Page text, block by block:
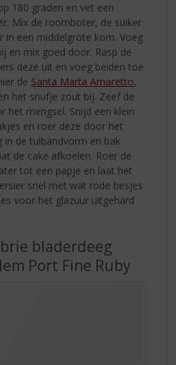
180 graden en vet een
Mix de roomboter, de suiker
in een middelgrote kom. Voeg
en mix goed door. Rasp de
deze uit en voeg beiden toe
de Santa Marta Amaretto,
het snufje zout bij. Zeef de
het mengsel. Snijd een klein
en roer deze door het
in de tulbandvorm en bak
de cake afkoelen. Roer de
tot een papje en laat het
snel met wat rode besjes
voor het glazuur uitgehard
bladerdeeg
Port Fine Ruby